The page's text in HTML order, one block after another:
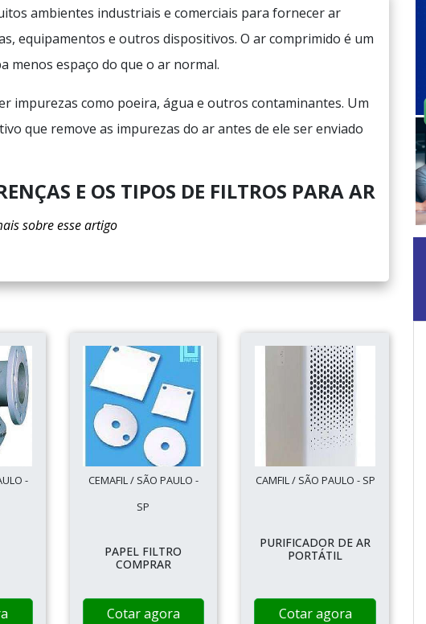
ambientes industriais e comerciais para fornecer ar
equipamentos e outros dispositivos. O ar comprimido é um
menos espaço do que o ar normal.
impurezas como poeira, água e outros contaminantes. Um
que remove as impurezas do ar antes de ele ser enviado
E OS TIPOS DE FILTROS PARA AR
-
CEMAFIL / SÃO PAULO -
SP
PAPEL FILTRO
COMPRAR
Cotar agora
CAMFIL / SÃO PAULO - SP
PURIFICADOR DE AR
PORTÁTIL
Cotar agora